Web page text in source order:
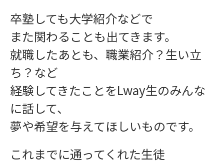
卒塾しても大学紹介などで
また関わることも出てきます。
就職したあとも、職業紹介？生い立
ち？など
経験してきたことをLway生のみんな
に話して、
夢や希望を与えてほしいものです。
これまでに通ってくれた生徒